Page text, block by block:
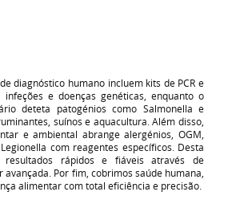
diagnóstico humano incluem kits de PCR e
e doenças genéticas, enquanto o
deteta patogénios como Salmonella e
suínos e aquacultura. Além disso,
e ambiental abrange alergénios, OGM,
com reagentes específicos. Desta
resultados rápidos e fiáveis através de
Por fim, cobrimos saúde humana,
alimentar com total eficiência e precisão.